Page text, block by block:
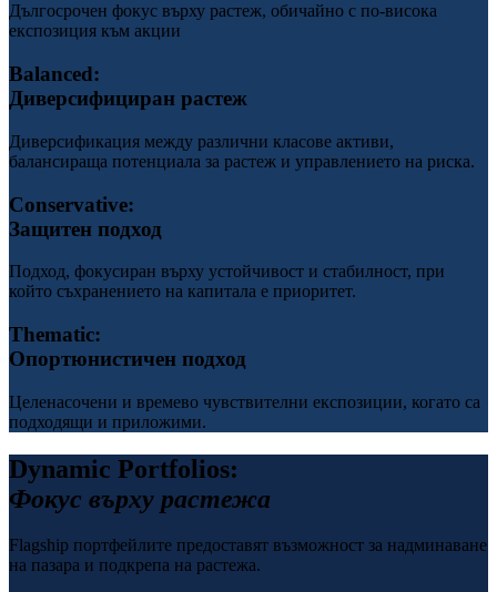
Дългосрочен фокус върху растеж, обичайно с по-висока
експозиция към акции
Balanced:
Диверсифициран растеж
Диверсификация между различни класове активи,
балансираща потенциала за растеж и управлението на риска.
Conservative:
Защитен подход
Подход, фокусиран върху устойчивост и стабилност, при
който съхранението на капитала е приоритет.
Thematic:
Опортюнистичен подход
Целенасочени и времево чувствителни експозиции, когато са
подходящи и приложими.
Dynamic Portfolios:
Фокус върху растежа
Flagship портфейлите предоставят възможност за надминаване
на пазара и подкрепа на растежа.